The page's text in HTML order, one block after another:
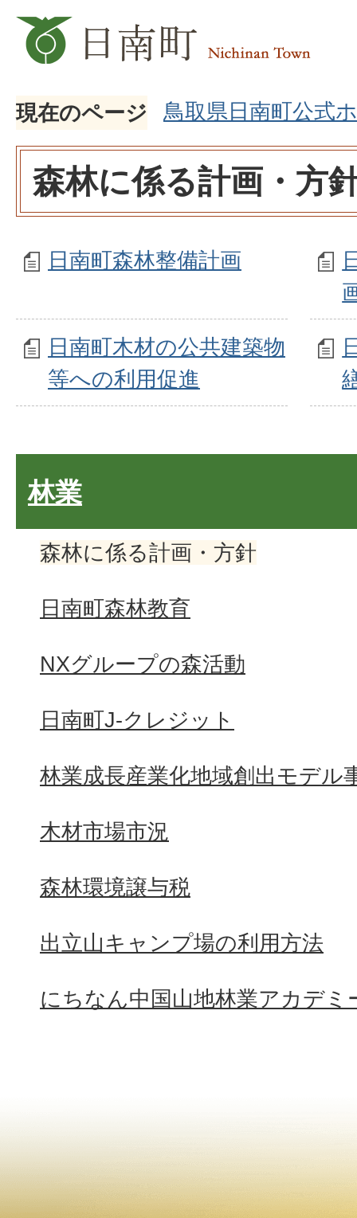
現在のページ 鳥取県日南町公式
森林に係る計画・方
日南町森林整備計画
日南町木材の公共建築物
等への利用促進
林業
森林に係る計画・方針
日南町森林教育
NXグループの森活動
日南町J-クレジット
林業成長産業化地域創出モデル
木材市場市況
森林環境譲与税
出立山キャンプ場の利用方法
にちなん中国山地林業アカデミ